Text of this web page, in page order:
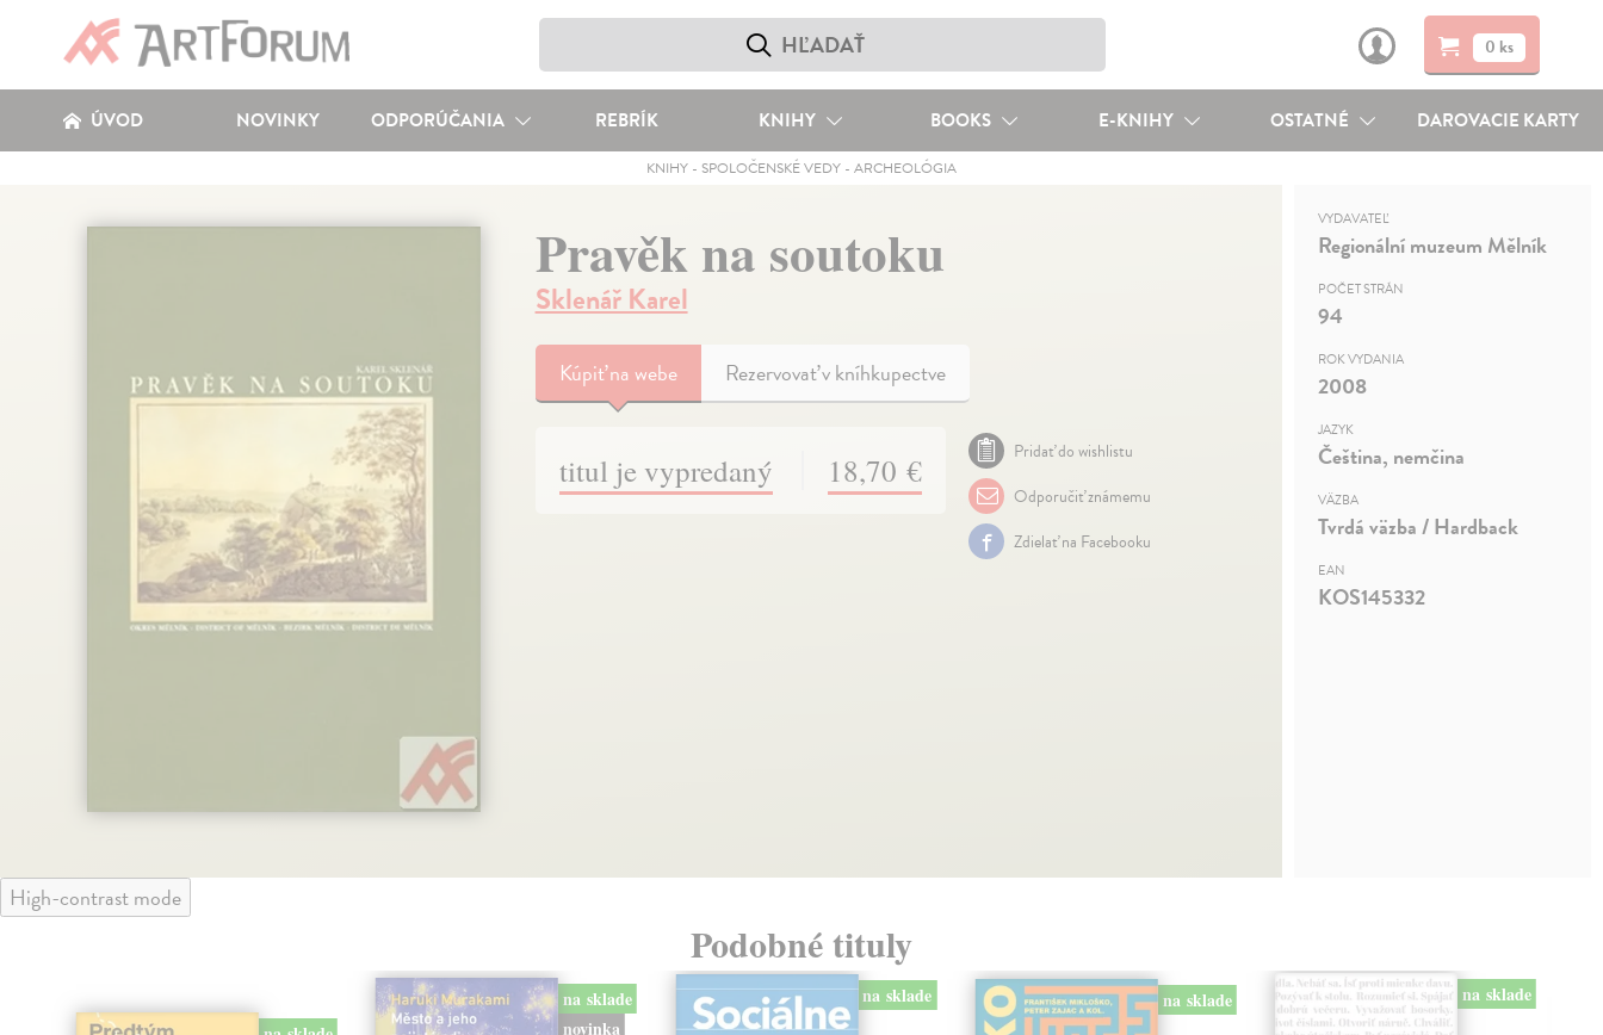
0 ks
ÚVOD NOVINKY ODPORÚČANIA REBRÍK KNIHY BOOKS E-KNIHY OSTATNÉ DAROVACIE KARTY
KNIHY- SPOLOČENSKÉ VEDY- ARCHEOLÓGIA
Pravěk na soutoku
Sklenář Karel
Kúpiťna webe Rezervovať v kníhkupectve
titul je vypredaný 18,70 €
Pridať do wishlistu
Odporučiť známemu
Zdielať na Facebooku
VYDAVATEĽ
Regionální muzeum Mělník
POČET STRÁN
94
ROK VYDANIA
2008
JAZYK
Čeština, nemčina
VÄZBA
Tvrdá väzba / Hardback
EAN
KOS145332
High-contrast mode
Podobné tituly
na sklade
novinka
na sklade na sklade na sklade